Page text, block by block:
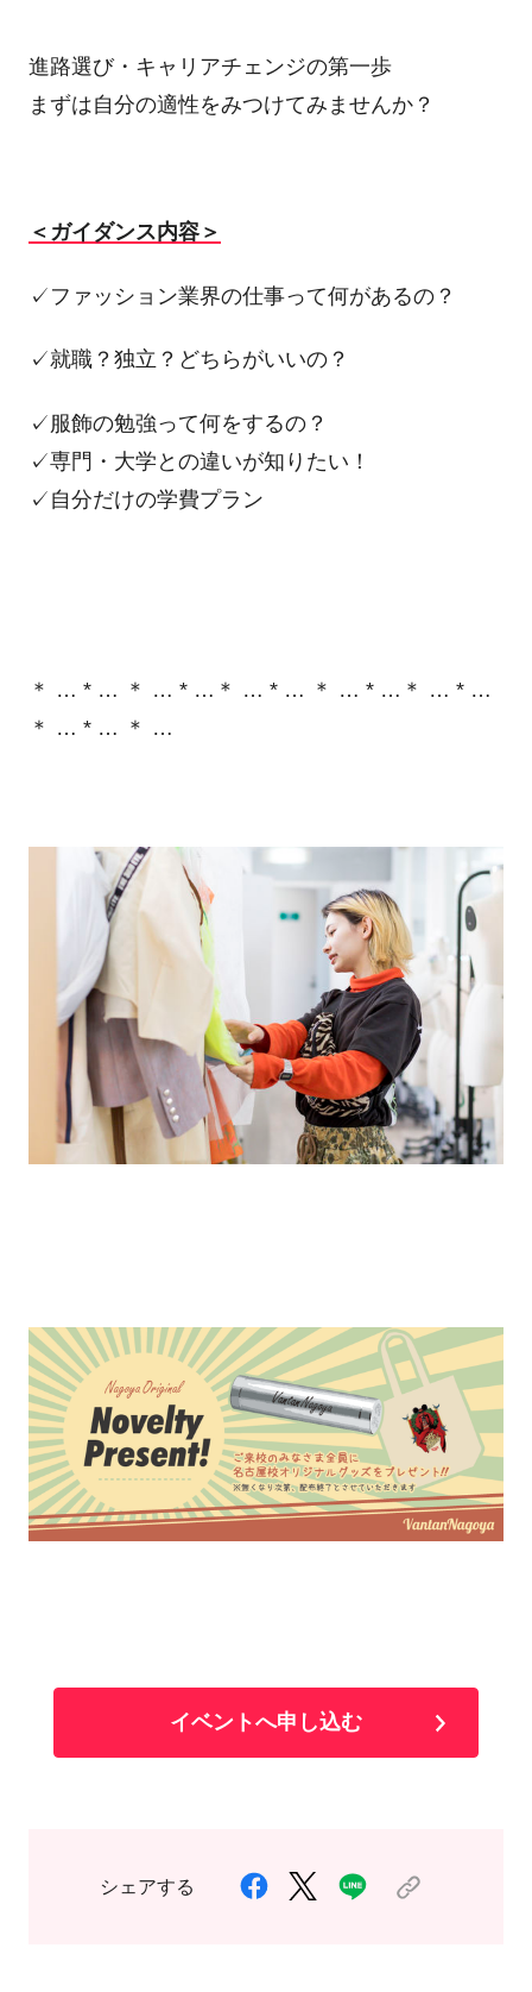
進路選び・キャリアチェンジの第一歩
まずは自分の適性をみつけてみませんか？
＜ガイダンス内容＞
✓ファッション業界の仕事って何があるの？
✓就職？独立？どちらがいいの？
✓服飾の勉強って何をするの？
✓専門・大学との違いが知りたい！
✓自分だけの学費プラン
＊ … * … ＊ … * …＊ … * … ＊ … * …＊ … * …
＊ … * … ＊ …
イベントへ申し込む
シェアする